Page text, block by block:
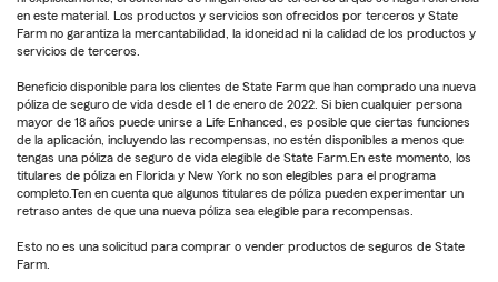
en este material. Los productos y servicios son ofrecidos por terceros y State
Farm no garantiza la mercantabilidad, la idoneidad ni la calidad de los productos y
servicios de terceros.
Beneficio disponible para los clientes de State Farm que han comprado una nueva
póliza de seguro de vida desde el 1 de enero de 2022. Si bien cualquier persona
mayor de 18 años puede unirse a Life Enhanced, es posible que ciertas funciones
de la aplicación, incluyendo las recompensas, no estén disponibles a menos que
tengas una póliza de seguro de vida elegible de State Farm.En este momento, los
titulares de póliza en Florida y New York no son elegibles para el programa
completo.Ten en cuenta que algunos titulares de póliza pueden experimentar un
retraso antes de que una nueva póliza sea elegible para recompensas.
Esto no es una solicitud para comprar o vender productos de seguros de State
Farm.